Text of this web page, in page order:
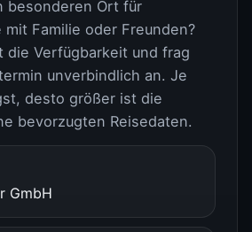
besonderen Ort für
mit Familie oder Freunden?
die Verfügbarkeit und frag
unverbindlich an. Je
desto größer ist die
bevorzugten Reisedaten.
GmbH